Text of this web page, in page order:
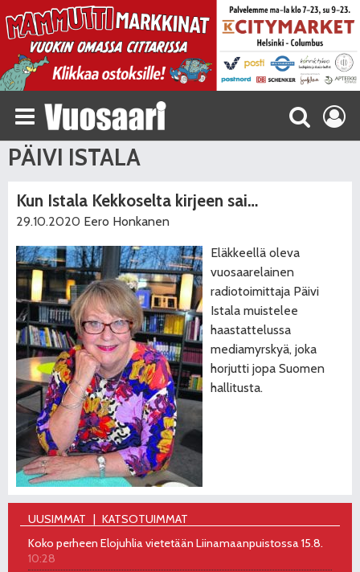
PÄIVI ISTALA
Kun Istala Kekkoselta kirjeen sai…
29.10.2020 Eero Honkanen
Eläkkeellä oleva
vuosaarelainen
radiotoimittaja Päivi
Istala muistelee
haastattelussa
mediamyrskyä, joka
horjutti jopa Suomen
hallitusta.
UUSIMMAT
KATSOTUIMMAT
Koko perheen Elojuhlia vietetään Liinamaanpuistossa 15.8.
10:28